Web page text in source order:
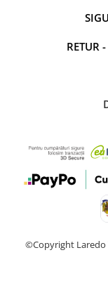
RETUR
©Copyright Laredo